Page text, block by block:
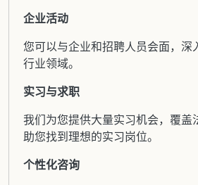
企业活动
您可以与企业和招聘人员会面，深
行业领域。
实习与求职
我们为您提供大量实习机会，覆盖
助您找到理想的实习岗位。
个性化咨询